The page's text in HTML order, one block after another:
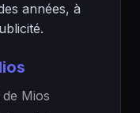
années, à
Mios